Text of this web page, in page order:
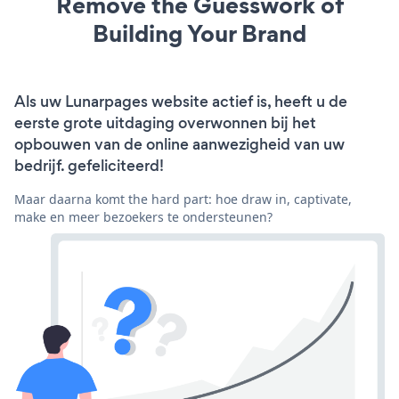
Building Your Brand
Als uw Lunarpages website actief is, heeft u de
eerste grote uitdaging overwonnen bij het
opbouwen van de online aanwezigheid van uw
bedrijf. gefeliciteerd!
Maar daarna komt the hard part: hoe draw in, captivate,
make en meer bezoekers te ondersteunen?